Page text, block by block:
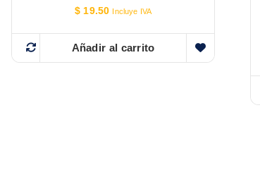
$ 19.50 Incluye IVA
Añadir al carrito